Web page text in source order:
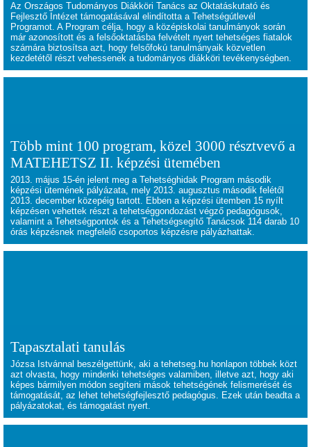
Az Országos Tudományos Diákköri Tanács az Oktatáskutató és
Fejlesztő Intézet támogatásával elindította a Tehetségútlevél
Programot. A Program célja, hogy a középiskolai tanulmányok során
már azonosított és a felsőoktatásba felvételt nyert tehetséges fiatalok
számára biztosítsa azt, hogy felsőfokú tanulmányaik közvetlen
kezdetétől részt vehessenek a tudományos diákköri tevékenységben.
Több mint 100 program, közel 3000 résztvevő a
MATEHETSZ II. képzési ütemében
2013. május 15-én jelent meg a Tehetséghidak Program második
képzési ütemének pályázata, mely 2013. augusztus második felétől
2013. december közepéig tartott. Ebben a képzési ütemben 15 nyílt
képzésen vehettek részt a tehetséggondozást végző pedagógusok,
valamint a Tehetségpontok és a Tehetségsegítő Tanácsok 114 darab 10
órás képzésnek megfelelő csoportos képzésre pályázhattak.
Tapasztalati tanulás
Józsa Istvánnal beszélgettünk, aki a tehetseg.hu honlapon többek közt
azt olvasta, hogy mindenki tehetséges valamiben, illetve azt, hogy aki
képes bármilyen módon segíteni mások tehetségének felismerését és
támogatását, az lehet tehetségfejlesztő pedagógus. Ezek után beadta a
pályázatokat, és támogatást nyert.